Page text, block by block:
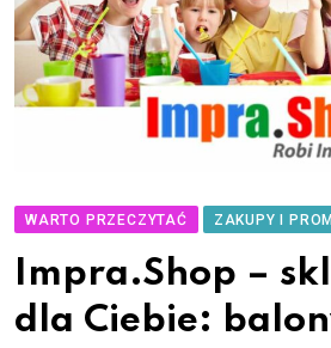
WARTO PRZECZYTAĆ ZAKUPY I
Impra.Shop –
dla Ciebie: